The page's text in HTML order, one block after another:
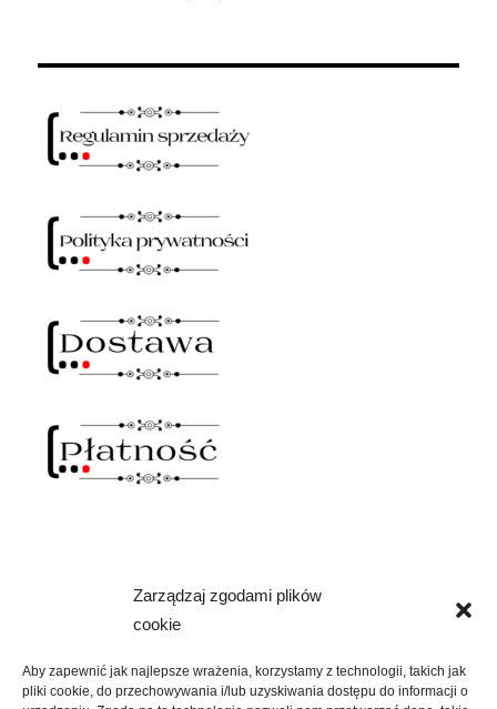
Zarządzaj zgodami plików
cookie
Aby zapewnić jak najlepsze wrażenia, korzystamy z technologii, takich jak
pliki cookie, do przechowywania i/lub uzyskiwania dostępu do informacji o
NAWIAS OTWARTY
SKLEP
menu
potomne